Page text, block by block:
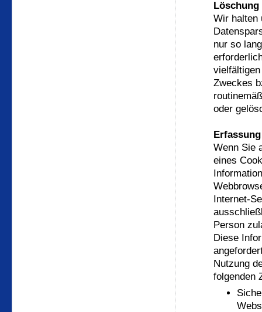
Löschung
Wir halten
nur so
Zweckes
oder
Wenn Sie
eines
Internet-
Person
Diese
Nutzung
folgenden